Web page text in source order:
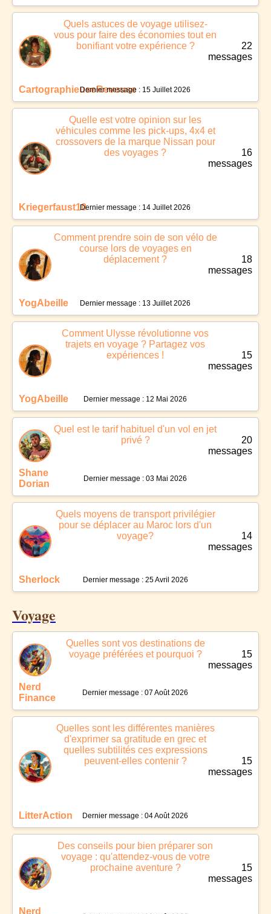
Quels astuces de voyage utilisez-
vous pour faire des économies tout en
bonifiant votre expérience ?
CartographieuseReveuse
22
messages
Dernier message : 15 Juillet 2026
Quelle est votre opinion sur les
véhicules comme les pick-ups, 4x4 et
crossovers de la marque Nissan pour
des voyages ?
Kriegerfaust10
16
messages
Dernier message : 14 Juillet 2026
Comment prendre soin de son vélo de
course lors de voyages en
déplacement ?
YogAbeille
18
messages
Dernier message : 13 Juillet 2026
Comment Ulysse révolutionne vos
trajets en voyage ? Partagez vos
expériences !
YogAbeille
15
messages
Dernier message : 12 Mai 2026
Quel est le tarif habituel d'un vol en jet
privé ?
Shane
Dorian
20
messages
Dernier message : 03 Mai 2026
Quels moyens de transport privilégier
pour se déplacer au Maroc lors d'un
voyage?
Sherlock
14
messages
Dernier message : 25 Avril 2026
Voyage
Quelles sont vos destinations de
voyage préférées et pourquoi ?
Nerd
Finance
15
messages
Dernier message : 07 Août 2026
Quelles sont les différentes manières
d'exprimer sa gratitude en grec et
quelles subtilités ces expressions
peuvent-elles contenir ?
LitterAction
15
messages
Dernier message : 04 Août 2026
Des conseils pour bien préparer son
voyage : qu'attendez-vous de votre
prochaine aventure ?
Nerd
15
messages